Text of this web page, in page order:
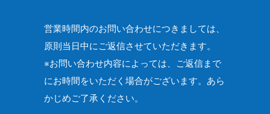
営業時間内のお問い合わせにつきましては、
原則当日中にご返信させていただきます。
※お問い合わせ内容によっては、ご返信まで
にお時間をいただく場合がございます。 あら
かじめご了承ください。